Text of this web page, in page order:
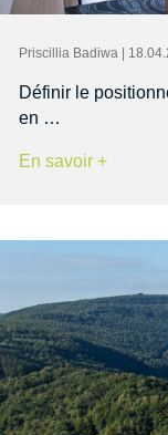
Priscillia Badiwa |
Définir le
en …
En savoir +